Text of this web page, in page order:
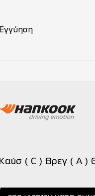
Εγγύηση
Καύσ ( C ) Βρεγ ( A )